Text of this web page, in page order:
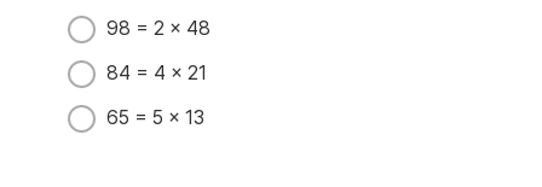
98 = 2 × 48
84 = 4 × 21
65 = 5 × 13